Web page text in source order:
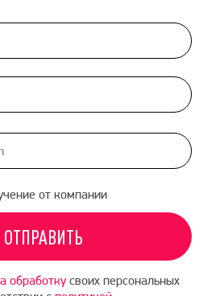
от компании
ОТПРАВИТЬ
обработкусвоих персональных